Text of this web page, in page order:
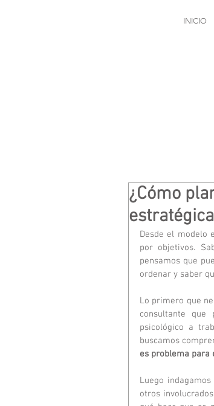
INICIO
¿Cómo
Desde el modelo
por objetivos.
pensamos que
ordenar y saber
Lo primero que
consultante
psicológico a
buscamos
es problema para
Luego
otros